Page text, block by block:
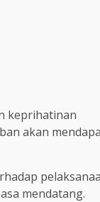
keprihatinan
akan
mendatang.